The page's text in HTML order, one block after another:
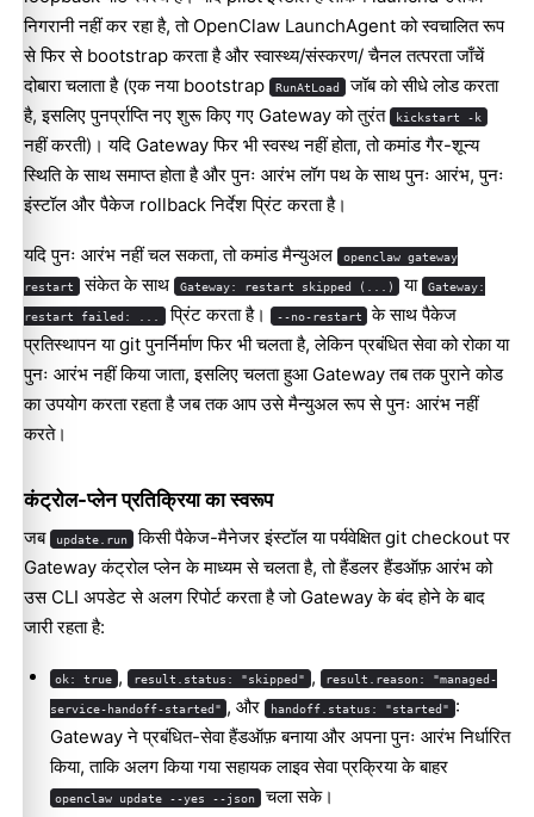
निगरानी नहीं कर रहा है, तो OpenClaw LaunchAgent को स्वचालित रूप
से फिर से bootstrap करता है और स्वास्थ्य/संस्करण/ चैनल तत्परता जाँचें
दोबारा चलाता है (एक नया bootstrap
RunAtLoad जॉब को सीधे लोड करता
है, इसलिए पुनर्प्राप्ति नए शुरू किए गए Gateway को तुरंत
kickstart -k
नहीं करती)। यदि Gateway फिर भी स्वस्थ नहीं होता, तो कमांड गैर-शून्य
स्थिति के साथ समाप्त होता है और पुनः आरंभ लॉग पथ के साथ पुनः आरंभ, पुनः
इंस्टॉल और पैकेज rollback निर्देश प्रिंट करता है।
यदि पुनः आरंभ नहीं चल सकता, तो कमांड मैन्युअल openclaw gateway
restart संकेत के साथ Gateway: restart skipped (...) या Gateway:
restart failed: ... प्रिंट करता है। --no-restart
के साथ पैकेज
प्रतिस्थापन या git पुनर्निर्माण फिर भी चलता है, लेकिन प्रबंधित सेवा को रोका या
पुनः आरंभ नहीं किया जाता, इसलिए चलता हुआ Gateway तब तक पुराने कोड
का उपयोग करता रहता है जब तक आप उसे मैन्युअल रूप से पुनः आरंभ नहीं
करते।
कंट्रोल-प्लेन प्रतिक्रिया का स्वरूप
जब update.run किसी पैकेज-मैनेजर इंस्टॉल या पर्यवेक्षित git checkout पर
Gateway कंट्रोल प्लेन के माध्यम से चलता है, तो हैंडलर हैंडऑफ़ आरंभ को
उस CLI अपडेट से अलग रिपोर्ट करता है जो Gateway के बंद होने के बाद
जारी रहता है:
ok: true , result.status: "skipped" , result.reason: "managed-
service-handoff-started" , और handoff.status: "started" :
Gateway ने प्रबंधित-सेवा हैंडऑफ़ बनाया और अपना पुनः आरंभ निर्धारित
किया, ताकि अलग किया गया सहायक लाइव सेवा प्रक्रिया के बाहर
openclaw update --yes --json चला सके।